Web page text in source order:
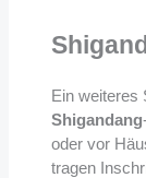
Ein weiteres
Shigandang
oder vor
tragen